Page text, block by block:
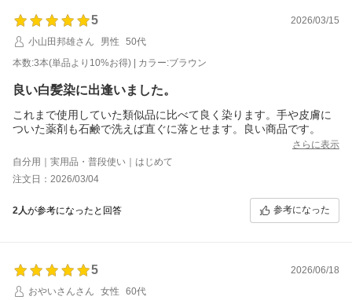
5
2026/03/15
小山田邦雄さん
男性
50代
本数:3本(単品より10%お得) | カラー:ブラウン
良い白髪染に出逢いました。
これまで使用していた類似品に比べて良く染ります。手や皮膚に
ついた薬剤も石鹸で洗えば直ぐに落とせます。良い商品です。
さらに表示
自分用｜実用品・普段使い｜はじめて
注文日：2026/03/04
2人が参考になったと回答 参考になった
5
2026/06/18
おやいさんさん
女性
60代